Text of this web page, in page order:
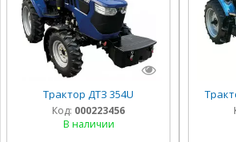
Трактор ДТЗ 354U
Код: 000223456
В наличии